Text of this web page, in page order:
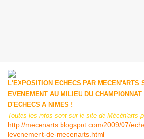
L'EXPOSITION ECHECS PAR MECEN'ARTS
EVENEMENT AU MILIEU DU CHAMPIONNAT
D'ECHECS A NIMES !
Toutes les infos sont sur le site de Mécén'arts
http://mecenarts.blogspot.com/2009/07/
levenement-de-mecenarts.html